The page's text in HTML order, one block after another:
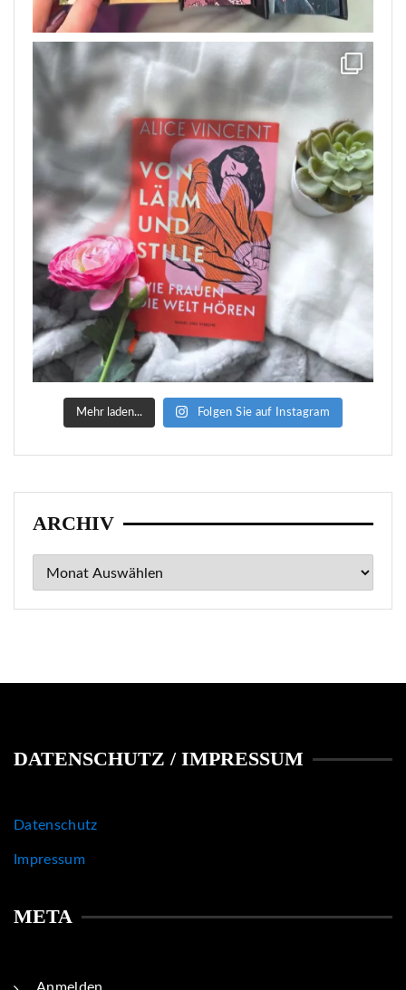
Mehr laden... Folgen Sie auf Instagram
ARCHIV
Archiv
DATENSCHUTZ / IMPRESSUM
Datenschutz
Impressum
META